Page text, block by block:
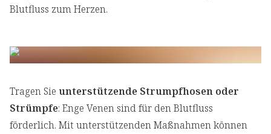
Blutfluss zum Herzen.
Tragen Sie unterstützende Strumpfhosen oder
Strümpfe: Enge Venen sind für den Blutfluss
förderlich. Mit unterstützenden Maßnahmen können